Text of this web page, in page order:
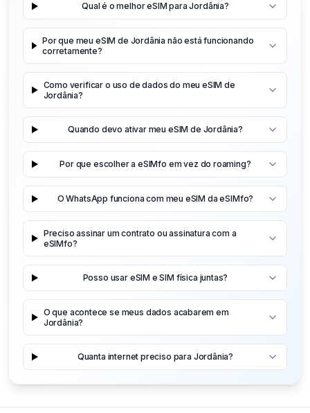
Qual é o melhor eSIM para Jordânia?
Por que meu eSIM de Jordânia não está funcionando
corretamente?
Como verificar o uso de dados do meu eSIM de
Jordânia?
Quando devo ativar meu eSIM de Jordânia?
Por que escolher a eSIMfo em vez do roaming?
O WhatsApp funciona com meu eSIM da eSIMfo?
Preciso assinar um contrato ou assinatura com a
eSIMfo?
Posso usar eSIM e SIM física juntas?
O que acontece se meus dados acabarem em
Jordânia?
Quanta internet preciso para Jordânia?